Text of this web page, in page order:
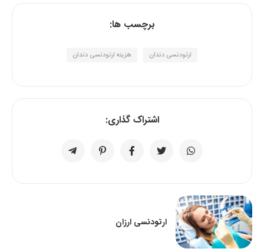
برچسب ها:
ارتودنسی دندان هزینه ارتودنسی دندان
اشتراک گذاری:
ارتودنسی ارزان